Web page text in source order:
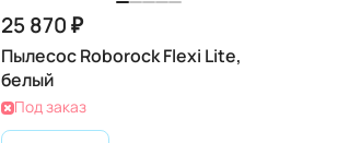
25 870 ₽
Пылесос Roborock Flexi Lite,
белый
Под заказ